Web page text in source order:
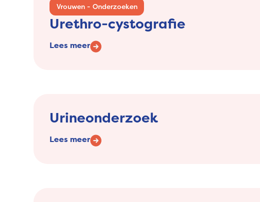
Vrouwen - Onderzoeken
Urethro-cystografie
Lees meer
Urineonderzoek
Lees meer